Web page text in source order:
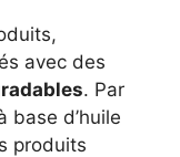
avec des
. Par
base d’huile
produits